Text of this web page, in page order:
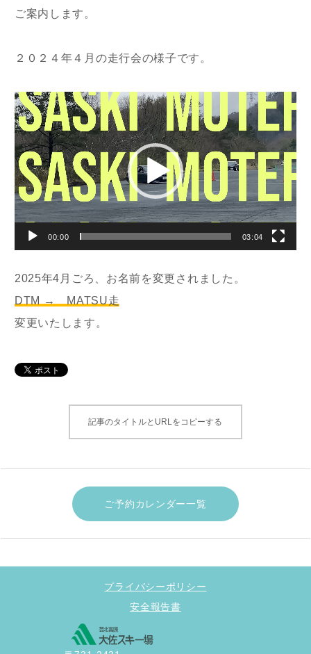
ご案内します。
２０２４年４月の走行会の様子です。
動
画
プ
レ
ー
ヤ
ー
00:00 03:04
2025年4月ごろ、お名前を変更されました。
DTM → MATSU走
変更いたします。
記事のタイトルとURLをコピーする
ご予約カレンダー一覧
プライバシーポリシー
安全報告書